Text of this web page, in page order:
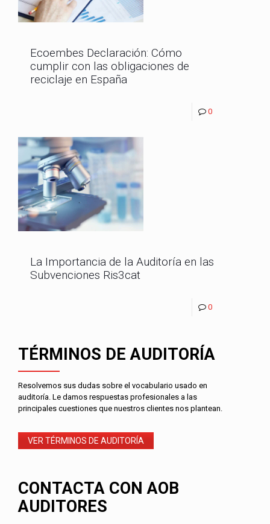
Ecoembes Declaración: Cómo
cumplir con las obligaciones de
reciclaje en España
0
La Importancia de la Auditoría en las
Subvenciones Ris3cat
0
TÉRMINOS DE AUDITORÍA
Resolvemos sus dudas sobre el vocabulario usado en
auditoría. Le damos respuestas profesionales a las
principales cuestiones que nuestros clientes nos plantean.
VER TÉRMINOS DE AUDITORÍA
CONTACTA CON AOB
AUDITORES